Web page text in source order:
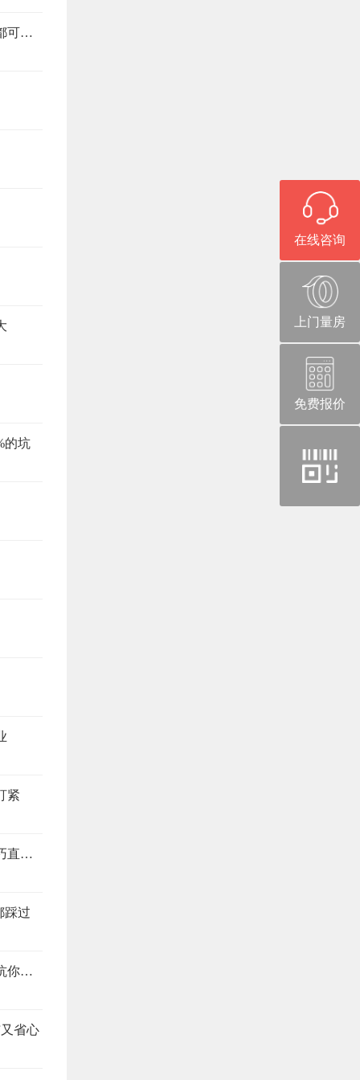
在线咨询
上门量房
免费报价
微
旧房改造避坑指南，这6个注意事项，少看一个都可能返工
的坑
紧
装修别当冤大头，这4个地方最易踩坑，避坑技巧直接抄
踩过
装修公司预算报价怎么看？搞懂这4个地方，想坑你都难
省心